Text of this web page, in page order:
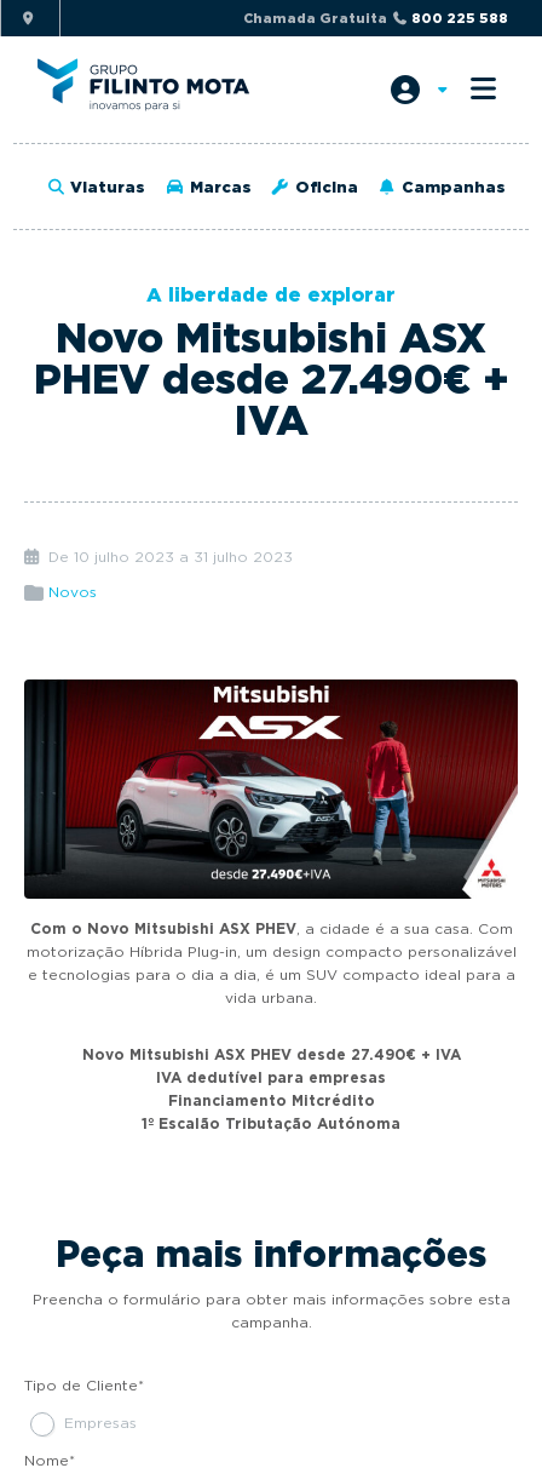
i
p
t
o
r
a
r
y
g
a
o
i
p
t
o
a
c
o
n
Chamada Gratuita 800 225 588
Viaturas Marcas Oficina Campanhas
Novo Mitsubishi ASX
PHEV desde 27.490€ +
IVA
A liberdade de explorar
De 10 julho 2023 a 31 julho 2023
Novos
Com o Novo Mitsubishi ASX PHEV, a cidade é a sua casa. Com
motorização Híbrida Plug-in, um design compacto personalizável
e tecnologias para o dia a dia, é um SUV compacto ideal para a
vida urbana.
Novo Mitsubishi ASX PHEV desde 27.490€ + IVA
IVA dedutível para empresas
Financiamento Mitcrédito
1º Escalão Tributação Autónoma
Peça mais informações
Preencha o formulário para obter mais informações sobre esta
campanha.
Tipo de Cliente*
Empresas
Nome*